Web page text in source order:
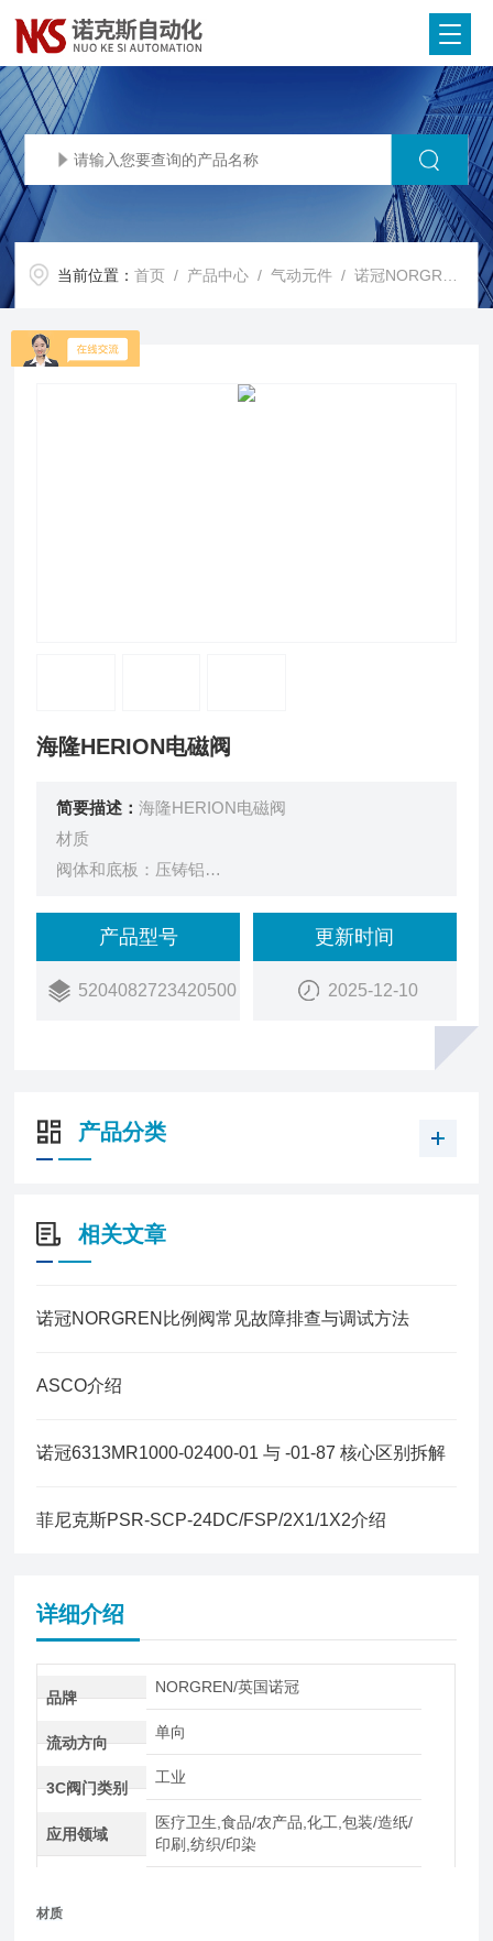
当前位置：首页 / 产品中心 /气动元件 /诺冠NORGREN电磁阀
海隆HERION电磁阀
简要描述：海隆HERION电磁阀
材质
阀体和底板：压铸铝
聚四氟乙烯涂层
软密封阀芯(VS 26S)：铝带HNBR密封
塑料件：POM, PA, PPA
产品型号
5204082723420500
更新时间
2025-12-10
产品分类
相关文章
诺冠NORGREN比例阀常见故障排查与调试方法
ASCO介绍
诺冠6313MR1000-02400-01 与 -01-87 核心区别拆解
菲尼克斯PSR-SCP-24DC/FSP/2X1/1X2介绍
详细介绍
品牌
NORGREN/英国诺冠
流动方向
单向
3C阀门类别
工业
应用领域
医疗卫生,食品/农产品,化工,包装/造纸/
印刷,纺织/印染
材质